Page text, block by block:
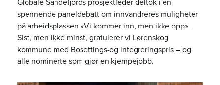
Globale Sandefjords prosjektleder deltok i en
spennende paneldebatt om innvandreres muligheter
på arbeidsplassen «Vi kommer inn, men ikke opp».
Sist, men ikke minst, gratulerer vi Lørenskog
kommune med Bosettings-og integreringspris – og
alle nominerte som gjør en kjempejobb.